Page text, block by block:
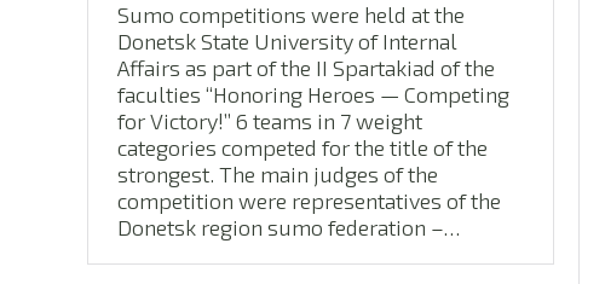
Sumo competitions were held at the
Donetsk State University of Internal
Affairs as part of the II Spartakiad of the
faculties “Honoring Heroes — Competing
for Victory!” 6 teams in 7 weight
categories competed for the title of the
strongest. The main judges of the
competition were representatives of the
Donetsk region sumo federation –…